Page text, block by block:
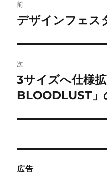
稿
ビ
ゲ
ー
シ
ン
前
前
投
稿:
デザインフェス
次
次
の
稿:
3サイズへ仕様
BLOODLUST」
広告